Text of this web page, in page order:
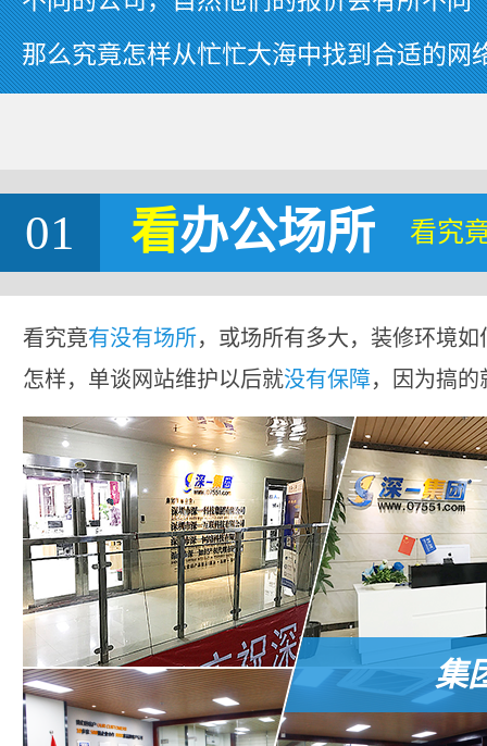
那么究竟怎样从忙忙大海中找到合适的网
01 看办公场所 看究
看究竟有没有场所，或场所有多大，装修环境
怎样，单谈网站维护以后就没有保障，因为搞
集